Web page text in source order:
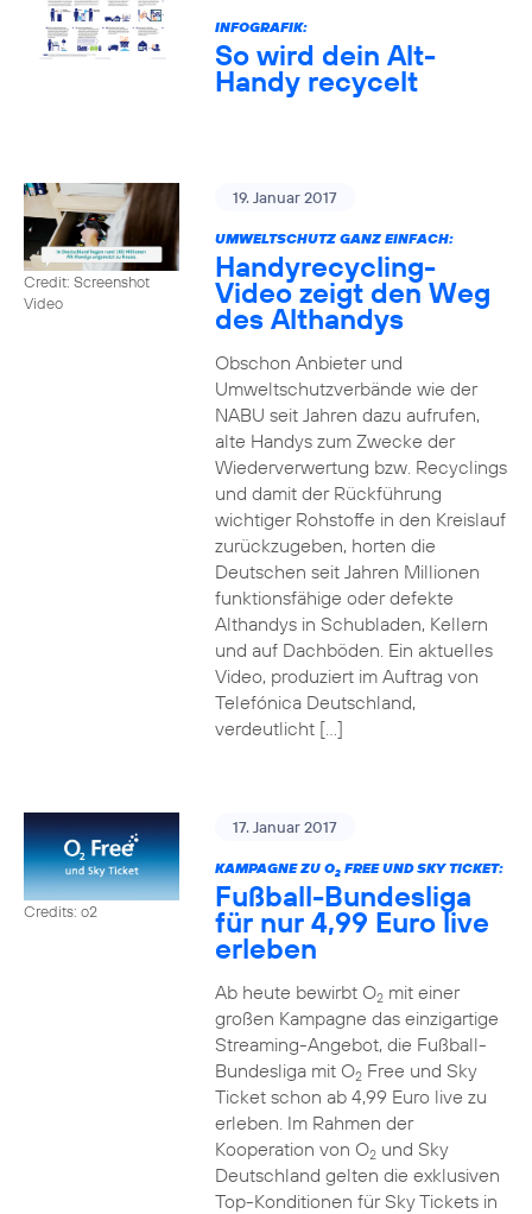
INFOGRAFIK:
So wird dein Alt-
Handy recycelt
Credit: Screenshot
Video
19. Januar 2017
UMWELTSCHUTZ GANZ EINFACH:
Handyrecycling-
Video zeigt den Weg
des Althandys
Obschon Anbieter und
Umweltschutzverbände wie der
NABU seit Jahren dazu aufrufen,
alte Handys zum Zwecke der
Wiederverwertung bzw. Recyclings
und damit der Rückführung
wichtiger Rohstoffe in den Kreislauf
zurückzugeben, horten die
Deutschen seit Jahren Millionen
funktionsfähige oder defekte
Althandys in Schubladen, Kellern
und auf Dachböden. Ein aktuelles
Video, produziert im Auftrag von
Telefónica Deutschland,
verdeutlicht […]
Credits: o2
17. Januar 2017
KAMPAGNE ZU O2FREE UND SKY TICKET:
Fußball-Bundesliga
für nur 4,99 Euro live
erleben
Ab heute bewirbt O2mit einer
großen Kampagne das einzigartige
Streaming-Angebot, die Fußball-
Bundesliga mit O2Free und Sky
Ticket schon ab 4,99 Euro live zu
erleben. Im Rahmen der
Kooperation von O2und Sky
Deutschland gelten die exklusiven
Top-Konditionen für Sky Tickets in